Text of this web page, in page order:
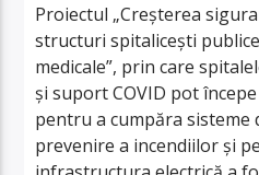
Proiectul „Creșterea
structuri spitalicești
medicale”, prin care
și suport COVID pot
pentru a cumpăra sisteme
prevenire a incendiilor și